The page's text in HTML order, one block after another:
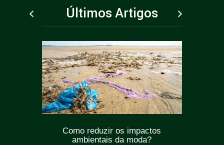
Últimos Artigos
Como reduzir os impactos
ambientais da moda?